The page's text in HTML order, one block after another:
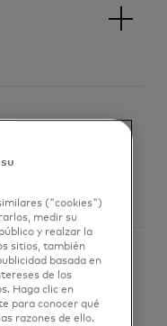
("cookies")
medir su
y realzar la
sitios, también
basada en
de los
Haga clic en
para conocer qué
razones de ello.